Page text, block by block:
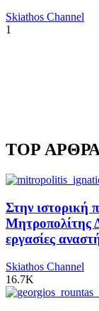
Skiathos Channel
1
TOP
Στην ιστορική
Μητροπολίτης
εργασίες
Skiathos Channel
16.7K